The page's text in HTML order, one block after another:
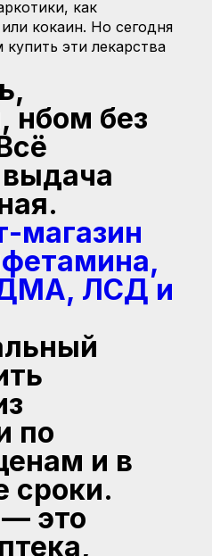
как
кокаин. Но сегодня
эти лекарства
нбом без
магазин
ЛСД и
по
и в
сроки.
это